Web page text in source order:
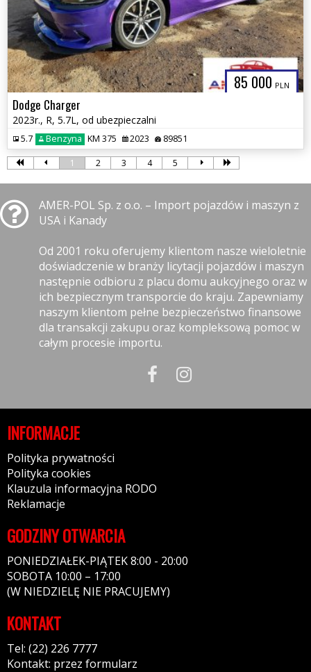
85 000 PLN
Dodge Charger
2023r., R, 5.7L, od ubezpieczalni
5.7 Benzyna KM 375 2023 89851
1 2 3 4 5
AMER-POL Sp. z o.o. – Import pojazdów i maszyn z
USA i Kanady
Od 2001 roku oferujemy klientom nasze wieloletnie
doświadczenie w branży licytacji pojazdów i maszyn
następnie odbioru z placu domu aukcyjnego oraz w
ich bezpiecznym transporcie do kraju. Zapewniamy
naszym klientom pełne bezpieczeństwo finansowe
dla transakcji zakupu oraz kompleksową pomoc w
całym procesie importu.
INFORMACJE
Polityka prywatności
Polityka cookies
Klauzula informacyjna RODO
Reklamacje
GODZINY OTWARCIA
PONIEDZIAŁEK-PIĄTEK 8:00 - 20:00
SOBOTA 10:00 – 17:00
(W NIEDZIELĘ NIE PRACUJEMY)
KONTAKT
Tel: (22) 226 7777
Kontakt: przez formularz